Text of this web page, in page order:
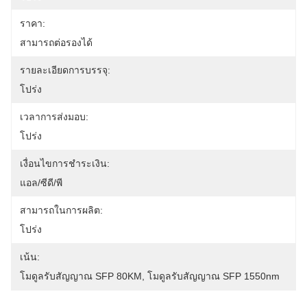
ราคา:
สามารถต่อรองได้
รายละเอียดการบรรจุ:
โปร่ง
เวลาการส่งมอบ:
โปร่ง
เงื่อนไขการชำระเงิน:
แอล/ซีดี/พี
สามารถในการผลิต:
โปร่ง
เน้น:
โมดูลรับสัญญาณ SFP 80KM โมดูลรับสัญญาณ SFP 1550nm